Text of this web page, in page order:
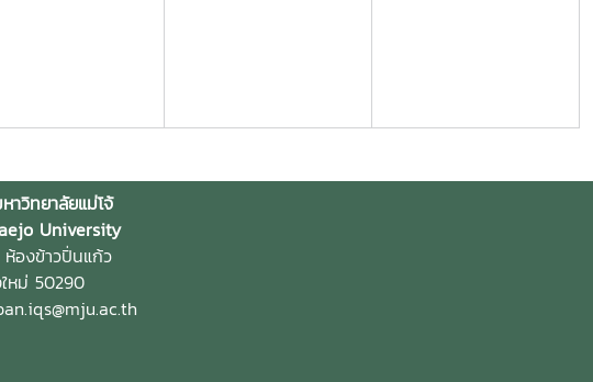
วิทยาลัยแม่โจ้
University
ห้องข้าวปิ่นแก้ว
หม่ 50290